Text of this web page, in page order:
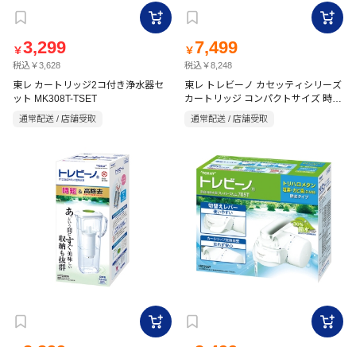
￥3,299
税込￥3,628
東レ カートリッジ2コ付き浄水器セ
ット MK308T-TSET
通常配送 / 店舗受取
￥ 7,499
税込￥8,248
東レ トレビーノ カセッティシリーズ
カートリッジ コンパクトサイズ 時短
&高除去タイプ 2P MKC.SMX2
通常配送 / 店舗受取